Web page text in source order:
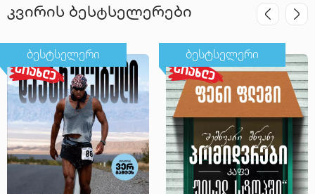
კვირის ბესტსელერები
ბესტსელერი ბესტსელერი